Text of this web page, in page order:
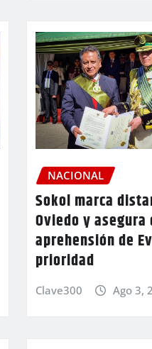
NACIONAL
Sokol marca
Oviedo y asegura
aprehensión de
prioridad
Clave300 Ago 3,